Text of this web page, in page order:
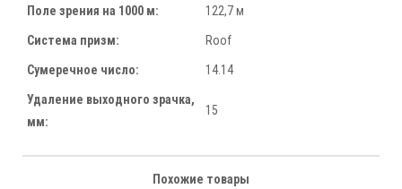
Поле зрения на 1000 м: 122,7 м
Система призм: Roof
Сумеречное число: 14.14
Удаление выходного зрачка,
мм:
15
Похожие товары